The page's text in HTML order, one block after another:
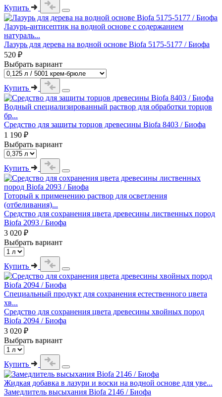
Купить
Лазурь-антисептик на водной основе с содержанием
натураль...
Лазурь для дерева на водной основе Biofa 5175-5177 / Биофа
520 ₽
Выбрать вариант
Купить
Водный специализированный раствор для обработки торцов
бр...
Средство для защиты торцов древесины Biofa 8403 / Биофа
1 190 ₽
Выбрать вариант
Купить
Готорый к применению раствор для осветления
(отбеливания)...
Средство для сохранения цвета древесины лиственных пород
Biofa 2093 / Биофа
3 020 ₽
Выбрать вариант
Купить
Специальный продукт для сохранения естественного цвета
хв...
Средство для сохранения цвета древесины хвойных пород
Biofa 2094 / Биофа
3 020 ₽
Выбрать вариант
Купить
Жидкая добавка в лазури и воски на водной основе для уве...
Замедлитель высыхания Biofa 2146 / Биофа